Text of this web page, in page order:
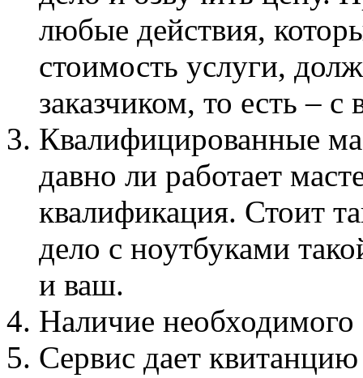
любые действия,
стоимость услуги,
заказчиком, то есть – с
Квалифицированные
давно ли работает
квалификация. Стоит
дело с ноутбуками
и ваш.
Наличие необходимого
Сервис дает